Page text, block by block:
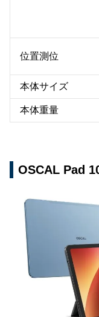
位置測位
本体サイズ
本体重量
OSCAL Pad